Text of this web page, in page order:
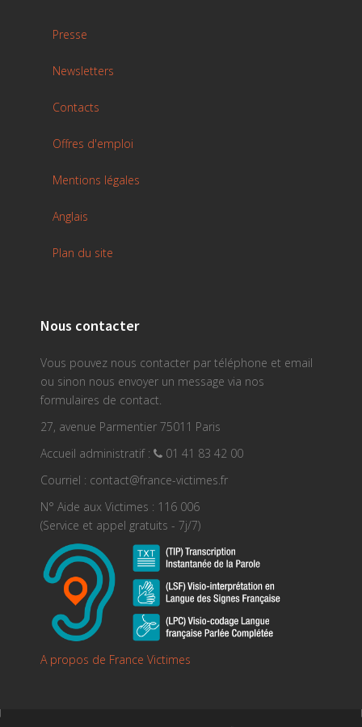
Presse
Newsletters
Contacts
Offres d'emploi
Mentions légales
Anglais
Plan du site
Nous contacter
Vous pouvez nous contacter par téléphone et email
ou sinon nous envoyer un message via nos
formulaires de contact.
27, avenue Parmentier 75011 Paris
Accueil administratif :
01 41 83 42 00
Courriel : contact@france-victimes.fr
N° Aide aux Victimes : 116 006
(Service et appel gratuits - 7j/7)
A propos de France Victimes